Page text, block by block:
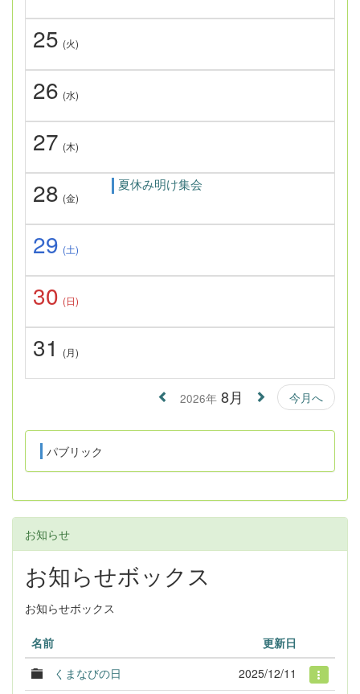
25 (火)
26 (水)
27 (木)
28 (金)
夏休み明け集会
29 (土)
30 (日)
31 (月)
2026年 8月 今月へ
パブリック
お知らせ
お知らせボックス
お知らせボックス
名前
更新日
くまなびの日
2025/12/11